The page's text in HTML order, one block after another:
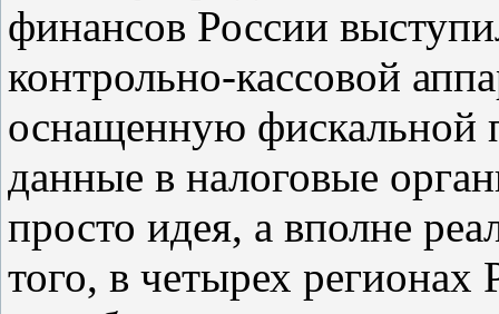
финансов России
контрольно-кассовой
оснащенную
данные в налоговые
просто идея, а вполне
того, в четырех регионах